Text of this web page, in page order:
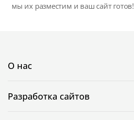
мы их разместим и ваш сайт готов!
О нас
Разработка сайтов